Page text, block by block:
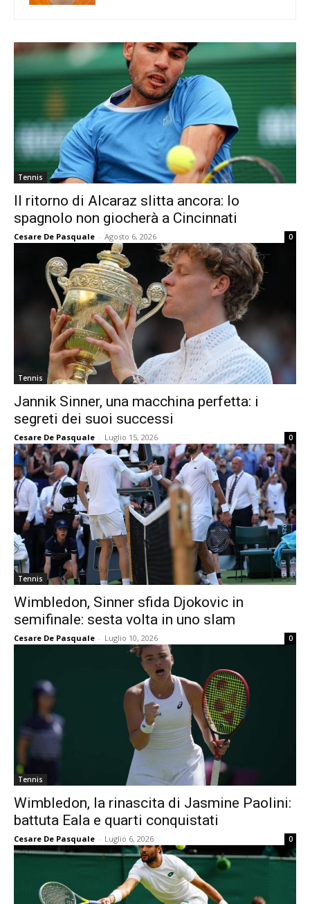
Tennis
Il ritorno di Alcaraz slitta ancora: lo
spagnolo non giocherà a Cincinnati
Cesare De Pasquale - Agosto 6, 2026 0
Tennis
Jannik Sinner, una macchina perfetta: i
segreti dei suoi successi
Cesare De Pasquale - Luglio 15, 2026 0
Tennis
Wimbledon, Sinner sfida Djokovic in
semifinale: sesta volta in uno slam
Cesare De Pasquale - Luglio 10, 2026 0
Tennis
Wimbledon, la rinascita di Jasmine Paolini:
battuta Eala e quarti conquistati
Cesare De Pasquale - Luglio 6, 2026 0